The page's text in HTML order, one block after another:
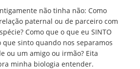
não tinha não: Como
paternal ou de parceiro com
Como que o que eu SINTO
sinto quando nos separamos
ou um amigo ou irmão? Eita
minha biologia entender.